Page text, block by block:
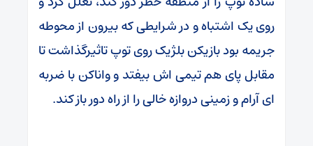
روی یک اشتباه و در شرایطی که بیرون از محوطه
جریمه بود بازیکن بلژیک روی توپ تاثیرگذاشت تا
مقابل پای هم تیمی اش بیفتد و واناکن با ضربه
ای آرام و زمینی دروازه خالی را از راه دور باز کند.